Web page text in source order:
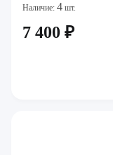
Наличие: 4 шт.
7 400 ₽